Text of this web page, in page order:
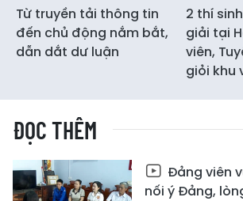
Từ truyền tải thông tin
đến chủ động nắm bắt,
dẫn dắt dư luận
2 thí
giải tại
viên,
giỏi khu
ĐỌC THÊM
Đảng viên
nối ý Đảng,